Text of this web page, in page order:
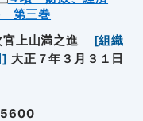
第三巻
官上山満之進 [組織
] 大正７年３月３１日